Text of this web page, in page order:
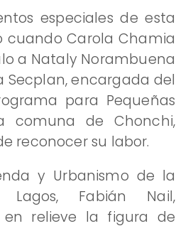
especiales de esta
cuando Carola Chamia
a Nataly Norambuena
Secplan, encargada del
para Pequeñas
comuna de Chonchi,
reconocer su labor.
y Urbanismo de la
Fabián Nail,
relieve la figura de